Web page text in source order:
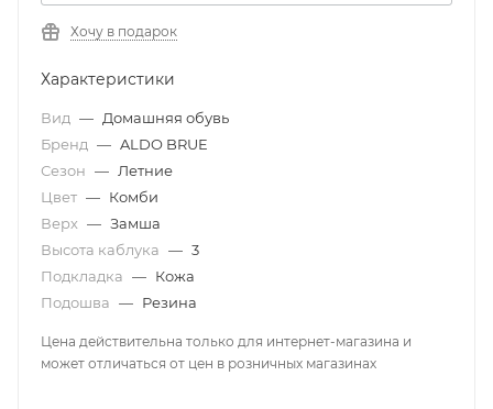
Хочу в подарок
Характеристики
Вид — Домашняя обувь
Бренд — ALDO BRUE
Сезон — Летние
Цвет — Комби
Верх — Замша
Высота каблука — 3
Подкладка — Кожа
Подошва — Резина
Цена действительна только для интернет-магазина и
может отличаться от цен в розничных магазинах